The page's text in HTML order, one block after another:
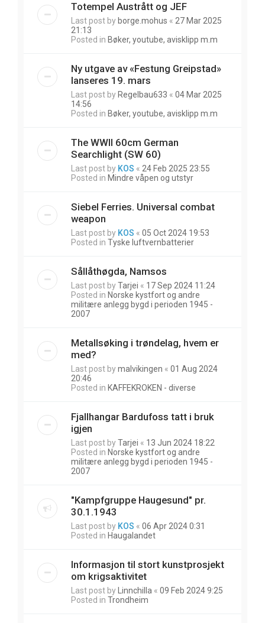
Totempel Austrått og JEF
Last post by borge.mohus « 27 Mar 2025
21:13
Posted in Bøker, youtube, avisklipp m.m
Ny utgave av «Festung Greipstad»
lanseres 19. mars
Last post by Regelbau633 « 04 Mar 2025
14:56
Posted in Bøker, youtube, avisklipp m.m
The WWII 60cm German
Searchlight (SW 60)
Last post by KOS « 24 Feb 2025 23:55
Posted in Mindre våpen og utstyr
Siebel Ferries. Universal combat
weapon
Last post by KOS « 05 Oct 2024 19:53
Posted in Tyske luftvernbatterier
Sållåthøgda, Namsos
Last post byTarjei « 17 Sep 2024 11:24
Posted in Norske kystfort og andre
militære anlegg bygd i perioden 1945 -
2007
Metallsøking i trøndelag, hvem er
med?
Last post bymalvikingen « 01 Aug 2024
20:46
Posted in KAFFEKROKEN - diverse
Fjallhangar Bardufoss tatt i bruk
igjen
Last post byTarjei « 13 Jun 2024 18:22
Posted in Norske kystfort og andre
militære anlegg bygd i perioden 1945 -
2007
"Kampfgruppe Haugesund" pr.
30.1.1943
Last post by KOS « 06 Apr 2024 0:31
Posted in Haugalandet
Informasjon til stort kunstprosjekt
om krigsaktivitet
Last post by Linnchilla « 09 Feb 2024 9:25
Posted in Trondheim